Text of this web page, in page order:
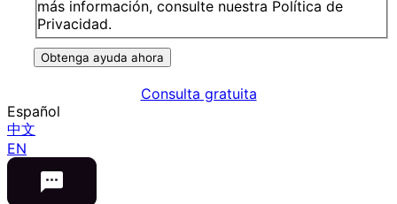
más información, consulte nuestra Política de
Privacidad.
Obtenga ayuda ahora
Consulta gratuita
Español
中文
EN